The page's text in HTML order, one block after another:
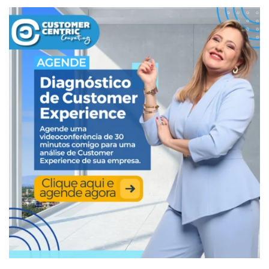
líder de transformação digital?
Diego Barbosaé gerente da Yoctoo e formado em
Administração de Empresas. Possui sete anos de
experiência no recrutamento para áreas de tecnologia.
Além disso, tem vasto conhecimento na contratação de
talentos em toda a América Latina.
Sobre a Yoctoo:
https://www.yoctoo.com/pt
A Yoctoo é uma consultoria boutique de recrutamento e
seleção especializada em TI e digital. Fundada em 2015, a
empresa atua na seleção de talentos para cargos de
gestão e especialistas por meio do mapeamento de
mercado, onde desenvolve análises sobre as estruturas